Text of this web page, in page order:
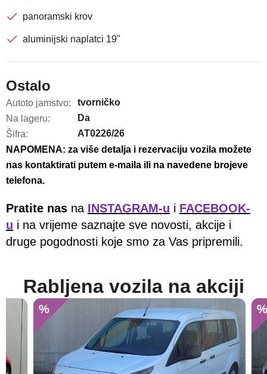
panoramski krov
aluminijski naplatci 19"
Ostalo
Autoto jamstvo:
tvorničko
Na lageru:
Da
Šifra:
AT0226/26
NAPOMENA: za više detalja i rezervaciju vozila možete
nas kontaktirati putem e-maila ili na navedene brojeve
telefona.
Pratite nas na INSTAGRAM-u i FACEBOOK-
u i na vrijeme saznajte sve novosti, akcije i
druge pogodnosti koje smo za Vas pripremili.
Rabljena vozila na akciji
%